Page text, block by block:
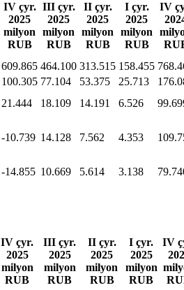
IV çyr.
2025
milyon
RUB
III çyr.
2025
milyon
RUB
II çyr.
2025
milyon
RUB
I çyr.
2025
milyon
RUB
IV
609.865 464.100 313.515 158.455
100.305 77.104 53.375 25.713
21.444 18.109 14.191 6.526
-10.739 14.128 7.562 4.353
-14.855 10.669 5.614 3.138
IV çyr.
2025
milyon
RUB
III çyr.
2025
milyon
RUB
II çyr.
2025
milyon
RUB
I çyr.
2025
milyon
RUB
IV